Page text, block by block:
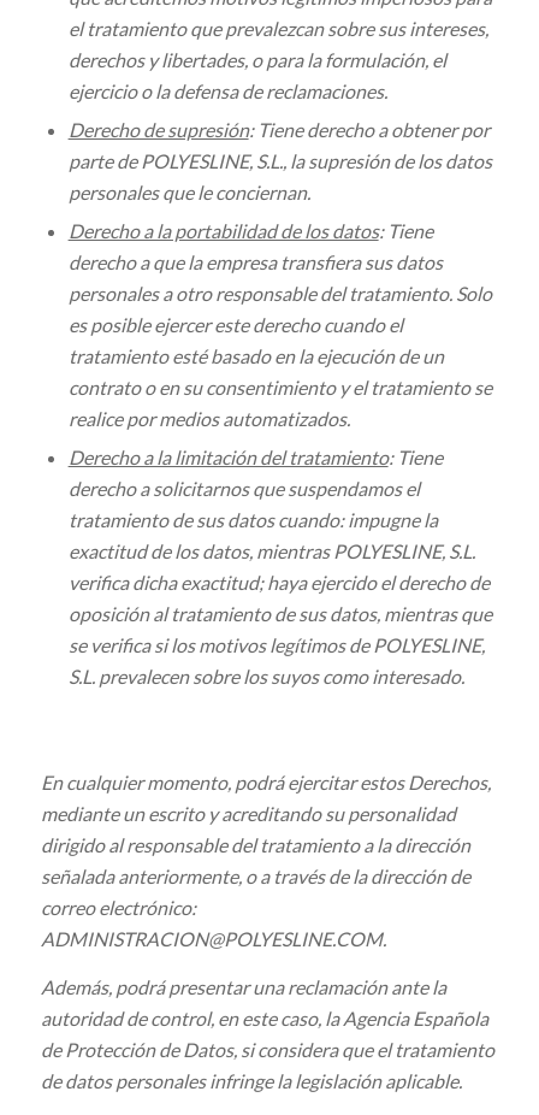
el tratamiento que prevalezcan sobre sus intereses,
derechos y libertades, o para la formulación, el
ejercicio o la defensa de reclamaciones.
Derecho de supresión: Tiene derecho a obtener por
parte de POLYESLINE, S.L., la supresión de los datos
personales que le conciernan.
Derecho a la portabilidad de los datos: Tiene
derecho a que la empresa transfiera sus datos
personales a otro responsable del tratamiento. Solo
es posible ejercer este derecho cuando el
tratamiento esté basado en la ejecución de un
contrato o en su consentimiento y el tratamiento se
realice por medios automatizados.
Derecho a la limitación del tratamiento: Tiene
derecho a solicitarnos que suspendamos el
tratamiento de sus datos cuando: impugne la
exactitud de los datos, mientras POLYESLINE, S.L.
verifica dicha exactitud; haya ejercido el derecho de
oposición al tratamiento de sus datos, mientras que
se verifica si los motivos legítimos de POLYESLINE,
S.L. prevalecen sobre los suyos como interesado.
En cualquier momento, podrá ejercitar estos Derechos,
mediante un escrito y acreditando su personalidad
dirigido al responsable del tratamiento a la dirección
señalada anteriormente, o a través de la dirección de
correo electrónico:
ADMINISTRACION@POLYESLINE.COM.
Además, podrá presentar una reclamación ante la
autoridad de control, en este caso, la Agencia Española
de Protección de Datos, si considera que el tratamiento
de datos personales infringe la legislación aplicable.